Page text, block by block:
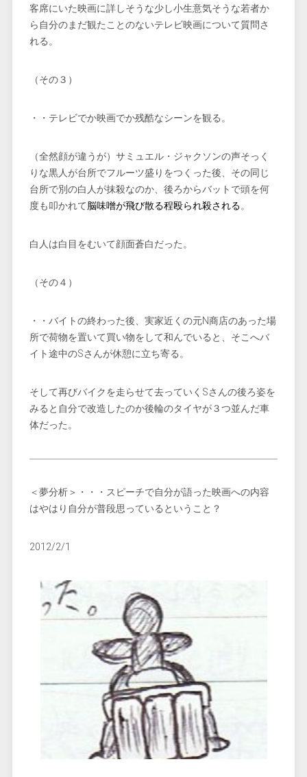
客席にいた映画に詳しそうな少し小生意気そうな若者か
ら自分のまだ観たことのないテレビ映画について質問さ
れる。
（その３）
・・テレビでか映画でか残酷なシーンを観る。
（全然顔が違うが）サミュエル・ジャクソンの声そっく
りな黒人が台所でフルーツ盛りをつくった後、その同じ
台所で別の白人が抹殺なのか、後ろからバットで頭を何
度も叩かれて脳味噌が飛び散る程殴られ殺される。
白人は白目をむいて顔面蒼白だった。
（その４）
・・バイトの終わった後、実家近くの元N商店のあった場
所で荷物を置いて買い物をして和んでいると、そこへバ
イト途中のSさんが休憩に立ち寄る。
そして再びバイクを走らせて去っていくSさんの後ろ姿を
みると自分で改造したのか後輪のタイヤが３つ並んだ車
体だった。
＜夢分析＞・・・スピーチで自分が語った映画への内容
はやはり自分が普段思っているということ？
2012/2/1